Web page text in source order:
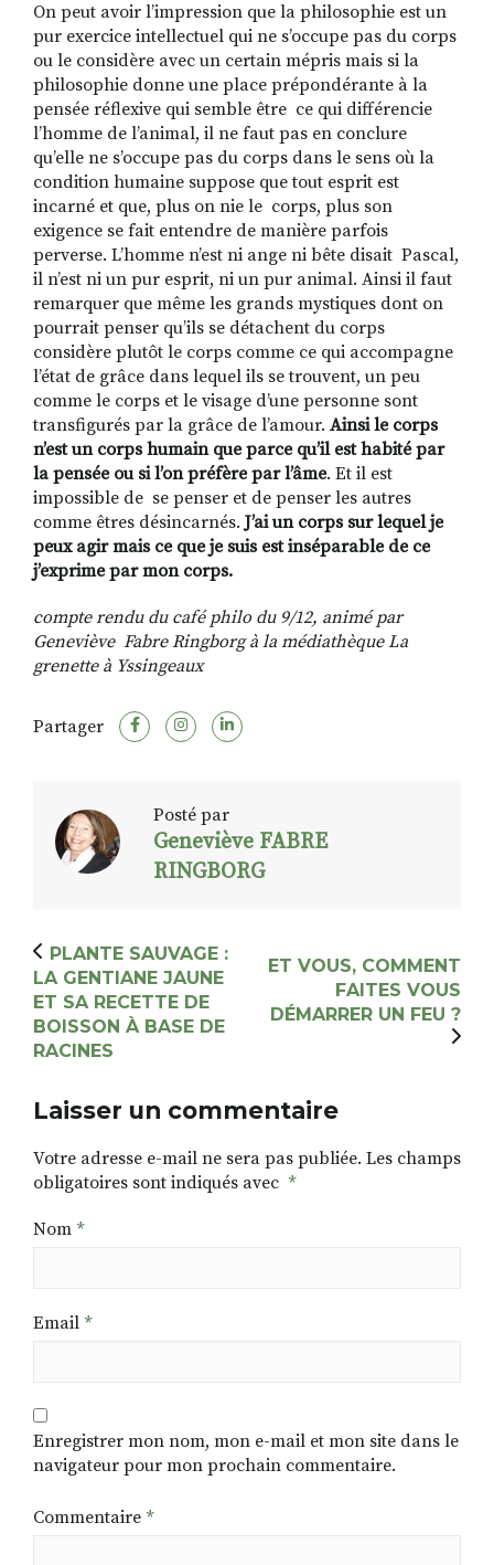
On peut avoir l’impression que la philosophie est un
pur exercice intellectuel qui ne s’occupe pas du corps
ou le considère avec un certain mépris mais si la
philosophie donne une place prépondérante à la
pensée réflexive qui semble être ce qui différencie
l’homme de l’animal, il ne faut pas en conclure
qu’elle ne s’occupe pas du corps dans le sens où la
condition humaine suppose que tout esprit est
incarné et que, plus on nie le corps, plus son
exigence se fait entendre de manière parfois
perverse. L’homme n’est ni ange ni bête disait Pascal,
il n’est ni un pur esprit, ni un pur animal. Ainsi il faut
remarquer que même les grands mystiques dont on
pourrait penser qu’ils se détachent du corps
considère plutôt le corps comme ce qui accompagne
l’état de grâce dans lequel ils se trouvent, un peu
comme le corps et le visage d’une personne sont
transfigurés par la grâce de l’amour. Ainsi le corps
n’est un corps humain que parce qu’il est habité par
la pensée ou si l’on préfère par l’âme. Et il est
impossible de se penser et de penser les autres
comme êtres désincarnés. J’ai un corps sur lequel je
peux agir mais ce que je suis est inséparable de ce
j’exprime par mon corps.
compte rendu du café philo du 9/12, animé par
Geneviève Fabre Ringborg à la médiathèque La
grenette à Yssingeaux
Partager
Posté par
Geneviève FABRE
RINGBORG
PLANTE SAUVAGE :
LA GENTIANE JAUNE
ET SA RECETTE DE
BOISSON À BASE DE
RACINES
ET VOUS, COMMENT
FAITES VOUS
DÉMARRER UN FEU ?
Laisser un commentaire
Votre adresse e-mail ne sera pas publiée. Les champs
obligatoires sont indiqués avec *
Nom *
Email *
Enregistrer mon nom, mon e-mail et mon site dans le
navigateur pour mon prochain commentaire.
Commentaire *